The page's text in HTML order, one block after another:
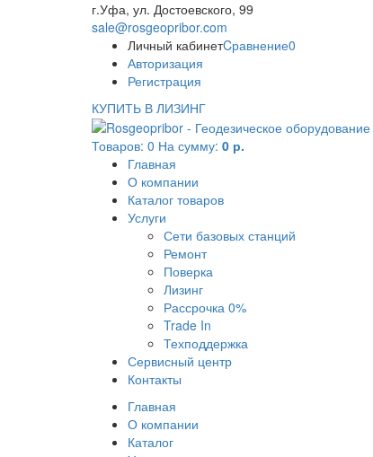
г.Уфа, ул. Достоевского, 99
sale@rosgeopribor.com
Личный кабинет
Авторизация
Регистрация
Cравнение0
КУПИТЬ В ЛИЗИНГ
Товаров: 0 На сумму: 0 р.
Главная
О компании
Каталог товаров
Услуги
Сети базовых станций
Ремонт
Поверка
Лизинг
Рассрочка 0%
Trade In
Техподдержка
Сервисный центр
Контакты
Главная
О компании
Каталог